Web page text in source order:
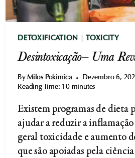
DETOXIFICATION TOXICITY
Desintoxicação– Uma
By Milos Pokimica
Dezembro 6,
Reading Time: 10 minutes
Existem programas de dieta
ajudar a reduzir a
geral toxicidade e aumento
que são apoiadas pela